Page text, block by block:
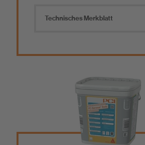
Schiffsausbauprodukte
Technisches Merkblatt